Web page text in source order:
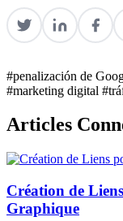
#penalización de
#marketing digital
Articles
Création de
Graphique